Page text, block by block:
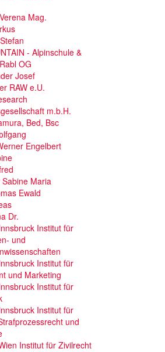
Mag.
- Alpinschule &
OG
Josef
RAW e.U.
m.b.H.
Bed, Bsc
Engelbert
Maria
Ewald
Dr.
Institut für
und
Institut für
und Marketing
Institut für
Institut für
und
Institut für Zivilrecht